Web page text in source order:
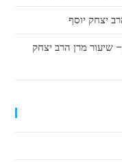
יצחק יוסף
– שיעור מרן הרב יצחק